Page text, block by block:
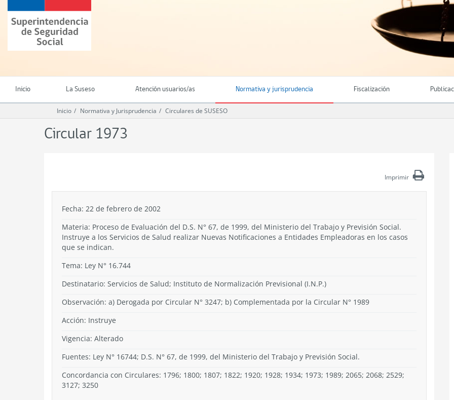
contenido
principal
Superintendencia
de
Seguridad
(SUSESO)
Chile
Inicio La Suseso Atención usuarios/as Normativa y jurisprudencia Fiscalización
Inicio Normativa y Jurisprudencia Circulares de SUSESO
Circular 1973
Imprimir
Fecha: 22 de febrero de 2002
Materia: Proceso de Evaluación del D.S. N° 67, de 1999, del Ministerio del Trabajo y Previsión Social.
Instruye a los Servicios de Salud realizar Nuevas Notificaciones a Entidades Empleadoras en los casos
que se indican.
Tema: Ley N° 16.744
Destinatario: Servicios de Salud; Instituto de Normalización Previsional (I.N.P.)
Observación: a) Derogada por Circular N° 3247; b) Complementada por la Circular N° 1989
Acción: Instruye
Vigencia: Alterado
Fuentes: Ley N° 16744; D.S. N° 67, de 1999, del Ministerio del Trabajo y Previsión Social.
Concordancia con Circulares: 1796; 1800; 1807; 1822; 1920; 1928; 1934; 1973; 1989; 2065; 2068; 2529;
3127; 3250